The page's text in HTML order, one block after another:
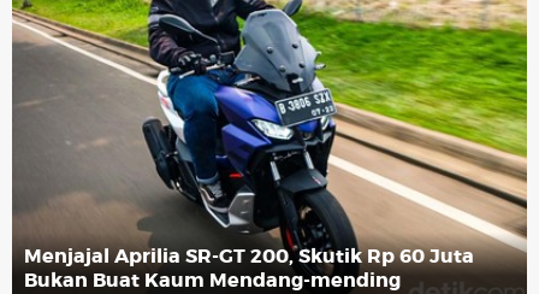
Menjajal Aprilia SR-GT 200, Skutik Rp 60 Juta
Bukan Buat Kaum Mendang-mending